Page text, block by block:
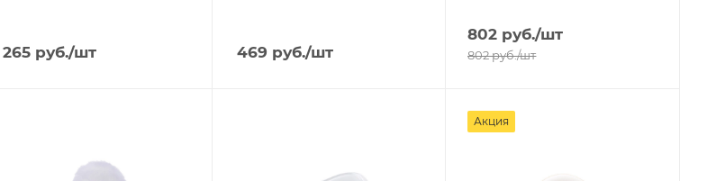
265руб./шт 469 руб./шт
802 руб./шт
802руб./шт
Акция